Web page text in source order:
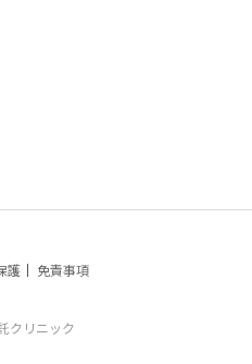
護 免責事項
クリニック